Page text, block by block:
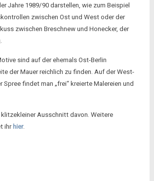
Jahre 1989/90 darstellen, wie zum Beispiel
zwischen Ost und West oder der
zwischen Breschnew und Honecker, der
sind auf der ehemals Ost-Berlin
der Mauer reichlich zu finden. Auf der West-
Spree findet man „frei“ kreierte Malereien und
klitzekleiner Ausschnitt davon. Weitere
ihr hier.